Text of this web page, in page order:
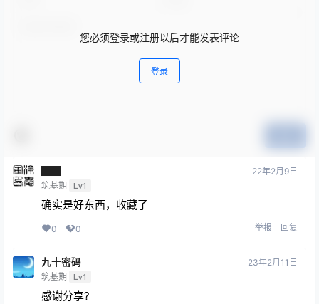
您必须登录或注册以后才能发表评论
登录
筑基期 Lv1
22年2月9日
确实是好东西，收藏了
0 0 举报 回复
九十密码
筑基期 Lv1
23年2月11日
感谢分享?